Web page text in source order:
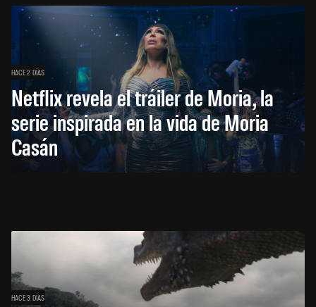
HACE 2 DÍAS
Netflix revela el tráiler de Moria, la
serie inspirada en la vida de Moria
Casán
HACE 3 DÍAS